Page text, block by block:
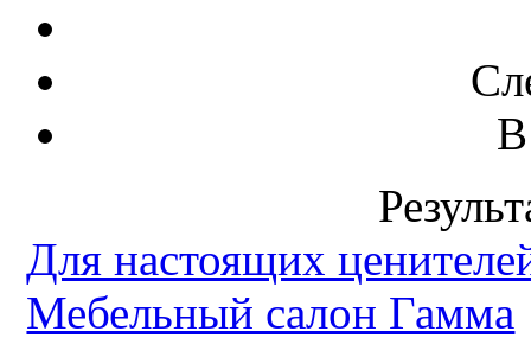
Для настоящих
Мебельный салон Гамма